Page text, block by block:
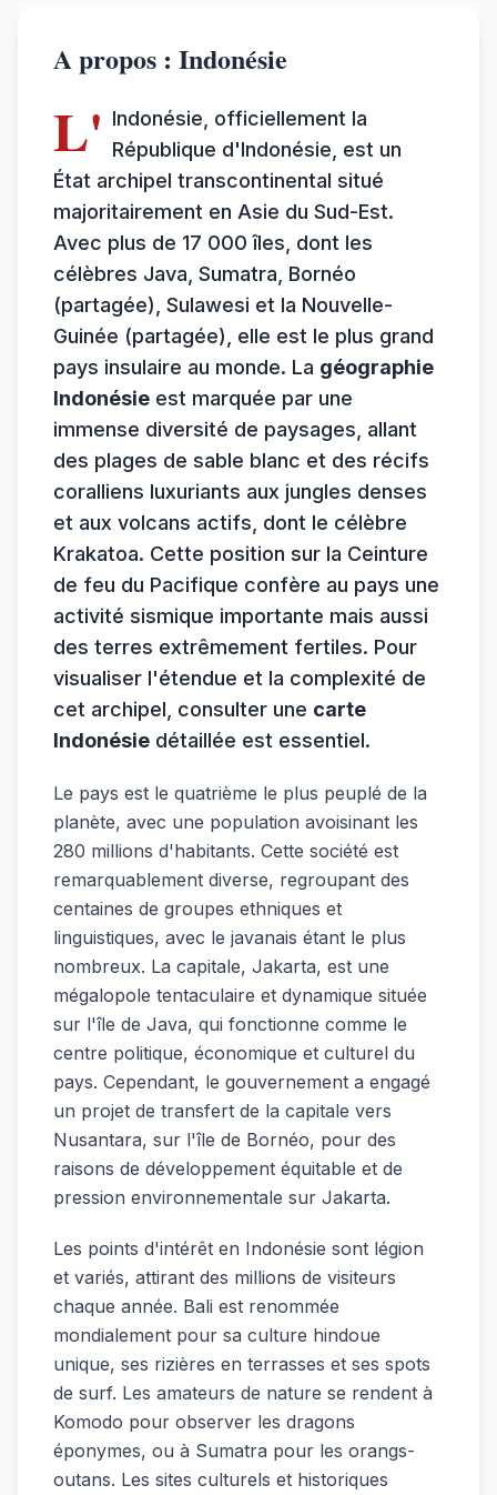
A propos : Indonésie
L' Indonésie, officiellement la
République d'Indonésie, est un
État archipel transcontinental situé
majoritairement en Asie du Sud-Est.
Avec plus de 17 000 îles, dont les
célèbres Java, Sumatra, Bornéo
(partagée), Sulawesi et la Nouvelle-
Guinée (partagée), elle est le plus grand
pays insulaire au monde. La géographie
Indonésie est marquée par une
immense diversité de paysages, allant
des plages de sable blanc et des récifs
coralliens luxuriants aux jungles denses
et aux volcans actifs, dont le célèbre
Krakatoa. Cette position sur la Ceinture
de feu du Pacifique confère au pays une
activité sismique importante mais aussi
des terres extrêmement fertiles. Pour
visualiser l'étendue et la complexité de
cet archipel, consulter une carte
Indonésie détaillée est essentiel.
Le pays est le quatrième le plus peuplé de la
planète, avec une population avoisinant les
280 millions d'habitants. Cette société est
remarquablement diverse, regroupant des
centaines de groupes ethniques et
linguistiques, avec le javanais étant le plus
nombreux. La capitale, Jakarta, est une
mégalopole tentaculaire et dynamique située
sur l'île de Java, qui fonctionne comme le
centre politique, économique et culturel du
pays. Cependant, le gouvernement a engagé
un projet de transfert de la capitale vers
Nusantara, sur l'île de Bornéo, pour des
raisons de développement équitable et de
pression environnementale sur Jakarta.
Les points d'intérêt en Indonésie sont légion
et variés, attirant des millions de visiteurs
chaque année. Bali est renommée
mondialement pour sa culture hindoue
unique, ses rizières en terrasses et ses spots
de surf. Les amateurs de nature se rendent à
Komodo pour observer les dragons
éponymes, ou à Sumatra pour les orangs-
outans. Les sites culturels et historiques